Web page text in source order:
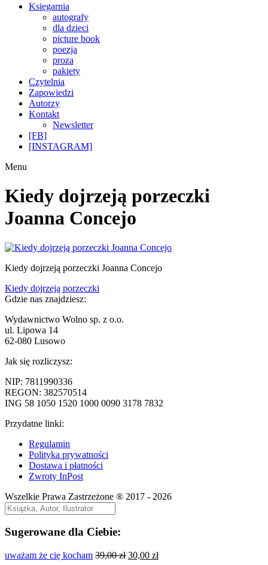
Księgarnia
autografy
dla dzieci
picture book
poezja
proza
pakiety
Czytelnia
Zapowiedzi
Autorzy
Kontakt
Newsletter
[FB]
[INSTAGRAM]
Menu
Kiedy dojrzeją porzeczki
Joanna Concejo
Kiedy dojrzeją porzeczki Joanna Concejo
Nawigacja
wpisu
Poprzedni
wpis:
Kiedy dojrzeją porzeczki
Gdzie nas znajdziesz:
Wydawnictwo Wolno sp. z o.o.
ul. Lipowa 14
62-080 Lusowo
Jak się rozliczysz:
NIP: 7811990336
REGON: 382570514
ING 58 1050 1520 1000 0090 3178 7832
Przydatne linki:
Regulamin
Polityka prywatności
Dostawa i płatności
Zwroty InPost
Wszelkie Prawa Zastrzeżone ® 2017 - 2026
Sugerowane dla Ciebie:
uważam że cię kocham 39,00zł Pierwotna
30,00 złAktualna